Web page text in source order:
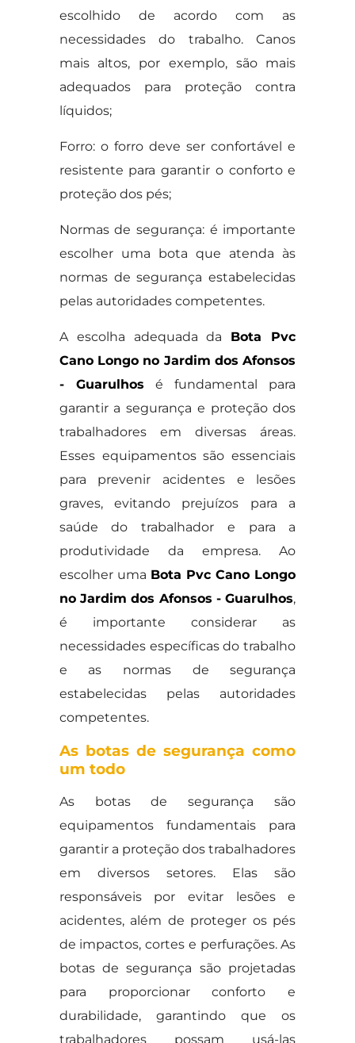
escolhido de acordo com as
necessidades do trabalho. Canos
mais altos, por exemplo, são mais
adequados para proteção contra
líquidos;
Forro: o forro deve ser confortável e
resistente para garantir o conforto e
proteção dos pés;
Normas de segurança: é importante
escolher uma bota que atenda às
normas de segurança estabelecidas
pelas autoridades competentes.
A escolha adequada da Bota Pvc
Cano Longo no Jardim dos Afonsos
- Guarulhos é fundamental para
garantir a segurança e proteção dos
trabalhadores em diversas áreas.
Esses equipamentos são essenciais
para prevenir acidentes e lesões
graves, evitando prejuízos para a
saúde do trabalhador e para a
produtividade da empresa. Ao
escolher uma Bota Pvc Cano Longo
no Jardim dos Afonsos - Guarulhos,
é importante considerar as
necessidades específicas do trabalho
e as normas de segurança
estabelecidas pelas autoridades
competentes.
As botas de segurança como
um todo
As botas de segurança são
equipamentos fundamentais para
garantir a proteção dos trabalhadores
em diversos setores. Elas são
responsáveis por evitar lesões e
acidentes, além de proteger os pés
de impactos, cortes e perfurações. As
botas de segurança são projetadas
para proporcionar conforto e
durabilidade, garantindo que os
trabalhadores possam usá-las